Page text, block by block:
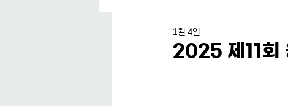
2025 제11회
1월 4일